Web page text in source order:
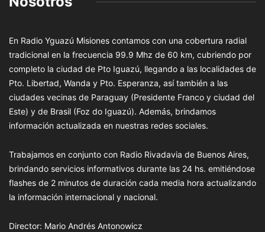
En Radio Yguazú Misiones contamos con una cobertura radial
tradicional en la frecuencia 99.9 Mhz de 60 km, cubriendo por
completo la ciudad de Pto Iguazú, llegando a las localidades de
Pto. Libertad, Wanda y Pto. Esperanza, así también a las
ciudades vecinas de Paraguay (Presidente Franco y ciudad del
Este) y de Brasil (Foz do Iguazú). Además, brindamos
información actualizada en nuestras redes sociales.
Trabajamos en conjunto con Radio Rivadavia de Buenos Aires,
brindando servicios informativos durante las 24 hs. emitiéndose
flashes de 2 minutos de duración cada media hora actualizando
la información internacional y nacional.
Director: Mario Andrés Antonowicz